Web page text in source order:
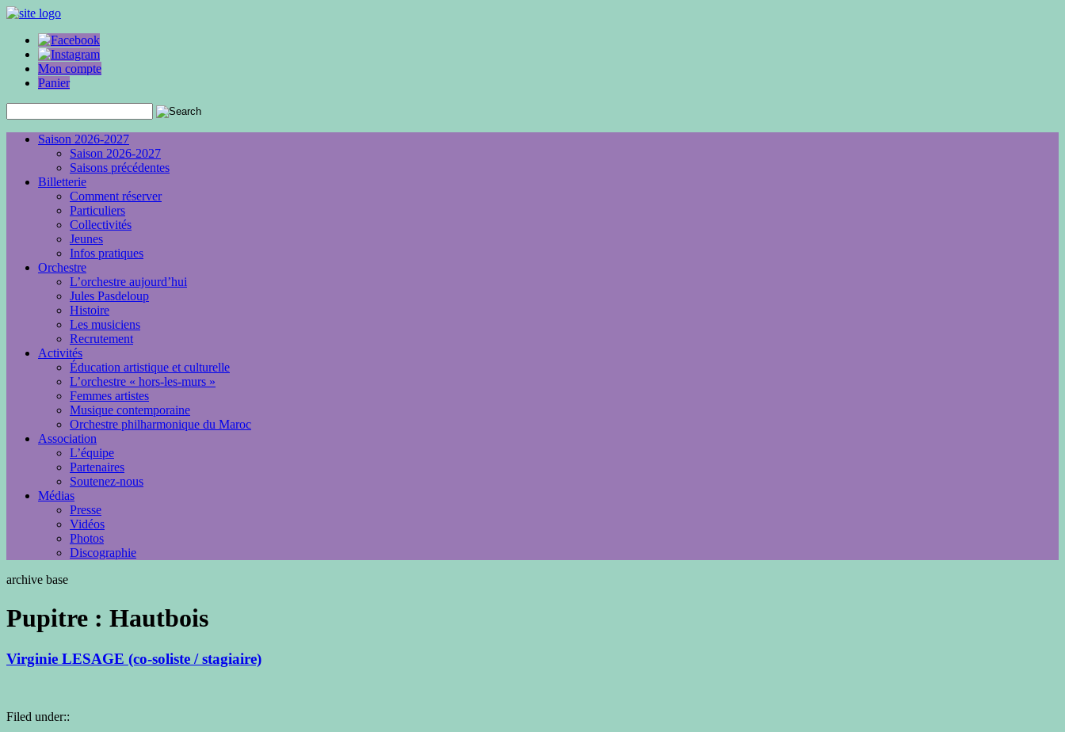
Mon compte
Panier
Saison 2026-2027
Saison 2026-2027
Saisons précédentes
Billetterie
Comment réserver
Particuliers
Collectivités
Jeunes
Infos pratiques
Orchestre
L’orchestre aujourd’hui
Jules Pasdeloup
Histoire
Les musiciens
Recrutement
Activités
Éducation artistique et culturelle
L’orchestre « hors-les-murs »
Femmes artistes
Musique contemporaine
Orchestre philharmonique du Maroc
Association
L’équipe
Partenaires
Soutenez-nous
Médias
Presse
Vidéos
Photos
Discographie
archive base
Pupitre : Hautbois
Virginie LESAGE (co-soliste / stagiaire)
Filed under::